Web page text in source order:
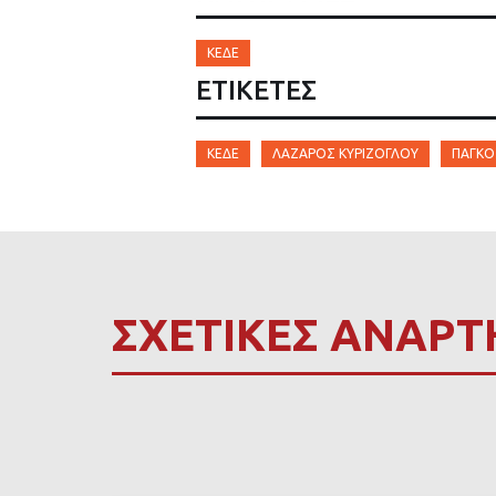
ΚΕΔΕ
ΕΤΙΚΈΤΕΣ
ΚΕΔΕ ΛΆΖΑΡΟΣ ΚΥΡΊΖΟΓΛΟΥ
ΣΧΕΤΙΚΕΣ